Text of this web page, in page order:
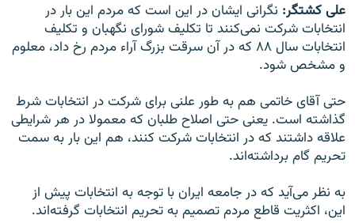
علی کشتگر: نگرانی ایشان در این است که مردم این بار در
انتخابات شرکت نمی‌کنند تا تکلیف شورای نگهبان و تکلیف
انتخابات سال ۸۸ که در آن سرقت بزرگ آراء مردم رخ داد، معلوم
و مشخص شود.
حتی آقای خاتمی هم به طور علنی برای شرکت در انتخابات شرط
گذاشته است. یعنی حتی اصلاح طلبان که معمولا در هر شرایطی
علاقه داشتند که در انتخابات شرکت کنند، هم این بار به سمت
تحریم گام برداشته‌اند.
به نظر می‌آید که در جامعه ایران با توجه به انتخابات پیش از
این، اکثریت قاطع مردم تصمیم به تحریم انتخابات گرفته‌اند.